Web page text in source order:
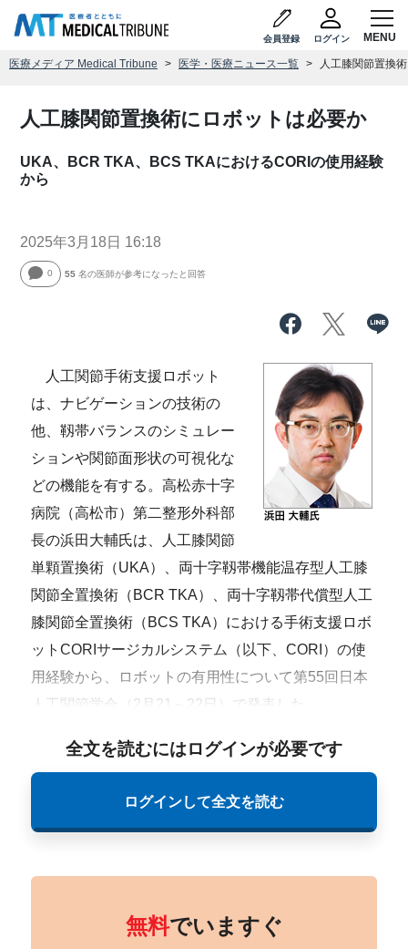
会員登録 ログイン
医療メディア Medical Tribune 医学・医療ニュース一覧 人工膝関節置換
人工膝関節置換術にロボットは必要か
UKA、BCR TKA、BCS TKAにおけるCORIの使用経験
から
2025年3月18日 16:18
0 55 名の医師が参考になったと回答
人工関節手術支援ロボット
は、ナビゲーションの技術の
他、靱帯バランスのシミュレー
ションや関節面形状の可視化な
どの機能を有する。高松赤十字
病院（高松市）第二整形外科部
長の浜田大輔氏は、人工膝関節
単顆置換術（UKA）、両十字靱帯機能温存型人工膝
関節全置換術（BCR TKA）、両十字靱帯代償型人工
膝関節全置換術（BCS TKA）における手術支援ロボ
ットCORIサージカルシステム（以下、CORI）の使
用経験から、ロボットの有用性について第55回日本
人工関節学会（2月21～22日）で発表した。
全文を読むにはログインが必要です
ログインして全文を読む
無料でいますぐ